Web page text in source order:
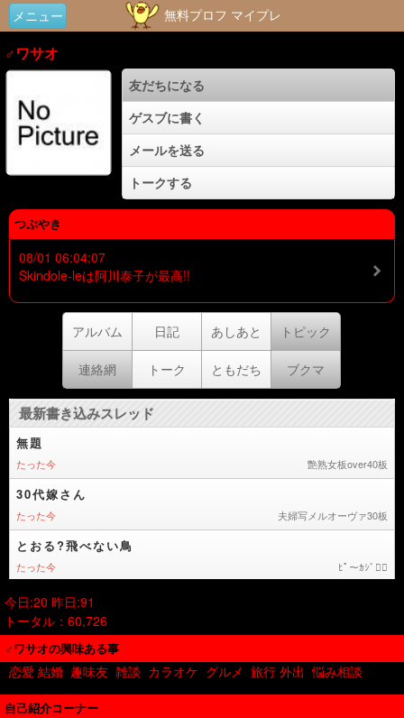
メニュー 無料プロフ マイプレ
♂ワサオ
友だちになる
ゲスブに書く
メールを送る
トークする
つぶやき
08/01 06:04:07
Skindole‐leは阿川泰子が最高!!
アルバム 日記 あしあと トピック
連絡網 トーク ともだち ブクマ
今日:20 昨日:91
トータル：60,726
♂ワサオの興味ある事
恋愛 結婚 趣味友 雑談 カラオケ グルメ 旅行 外出 悩み相談
自己紹介コーナー